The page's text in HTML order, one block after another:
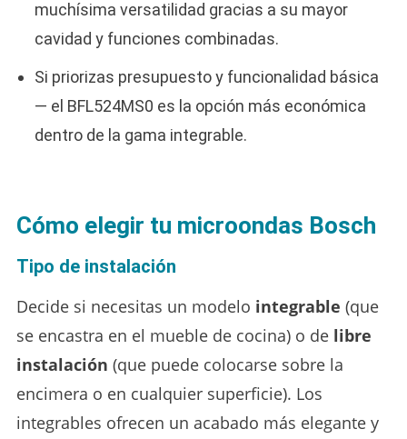
muchísima versatilidad gracias a su mayor
cavidad y funciones combinadas.
Si priorizas presupuesto y funcionalidad básica
— el BFL524MS0 es la opción más económica
dentro de la gama integrable.
Cómo elegir tu microondas Bosch
Tipo de instalación
Decide si necesitas un modelo integrable (que
se encastra en el mueble de cocina) o de libre
instalación (que puede colocarse sobre la
encimera o en cualquier superficie). Los
integrables ofrecen un acabado más elegante y